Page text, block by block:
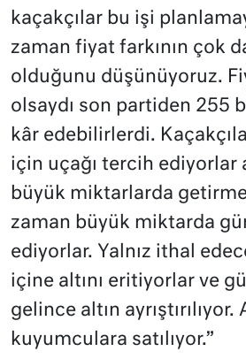
kaçakçılar bu işi
zaman fiyat farkının çok
olduğunu düşünüyoruz.
olsaydı son partiden 255
kâr edebilirlerdi.
için uçağı tercih ediyorlar
büyük miktarlarda
zaman büyük miktarda
ediyorlar. Yalnız ithal
içine altını eritiyorlar ve
gelince altın ayrıştırılıyor.
kuyumculara satılıyor.”